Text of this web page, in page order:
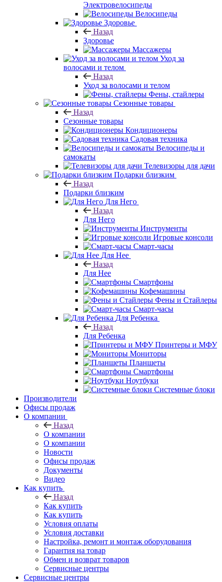
Электровелосипеды
Велосипеды
Здоровье
Назад
Здоровье
Массажеры
Уход за
волосами и телом
Назад
Уход за волосами и телом
Фены, стайлеры
Сезонные товары
Назад
Сезонные товары
Кондиционеры
Садовая техника
Велосипеды и
самокаты
Телевизоры для дачи
Подарки близким
Назад
Подарки близким
Для Него
Назад
Для Него
Инструменты
Игровые консоли
Смарт-часы
Для Нее
Назад
Для Нее
Смартфоны
Кофемашины
Фены и Стайлеры
Смарт-часы
Для Ребенка
Назад
Для Ребенка
Принтеры и МФУ
Мониторы
Планшеты
Смартфоны
Ноутбуки
Системные блоки
Производители
Офисы продаж
О компании
Назад
О компании
О компании
Новости
Офисы продаж
Документы
Видео
Как купить
Назад
Как купить
Как купить
Условия оплаты
Условия доставки
Настройка, ремонт и монтаж оборудования
Гарантия на товар
Обмен и возврат товаров
Сервисные центры
Сервисные центры